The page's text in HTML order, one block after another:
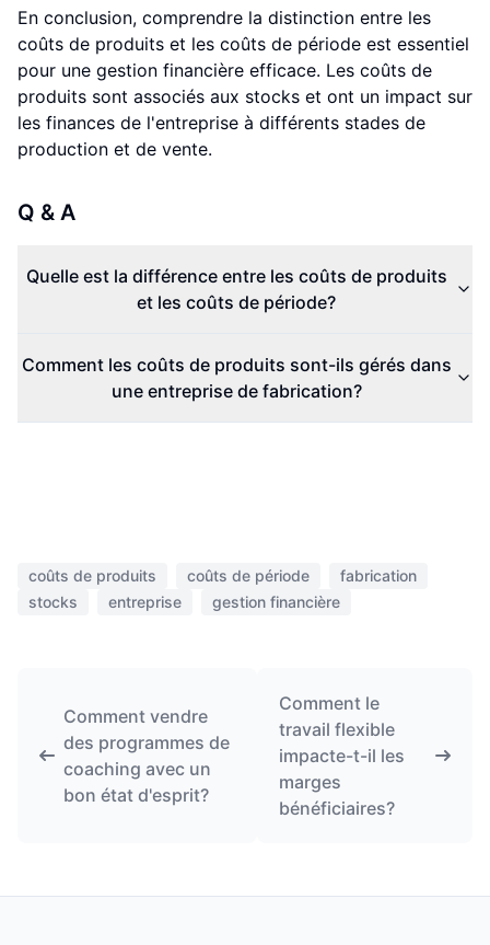
En conclusion, comprendre la distinction entre les
coûts de produits et les coûts de période est essentiel
pour une gestion financière efficace. Les coûts de
produits sont associés aux stocks et ont un impact sur
les finances de l'entreprise à différents stades de
production et de vente.
Q & A
Quelle est la différence entre les coûts de produits
et les coûts de période?
Comment les coûts de produits sont-ils gérés dans
une entreprise de fabrication?
coûts de produits coûts de période
fabrication
stocks
entreprise gestion financière
Comment vendre
des programmes de
coaching avec un
bon état d'esprit?
Comment le
travail flexible
impacte-t-il les
marges
bénéficiaires?